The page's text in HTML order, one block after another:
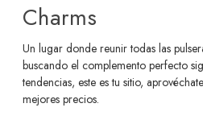
Charms
Un lugar donde reunir todas las
buscando el complemento perfecto
tendencias, este es tu sitio,
mejores precios.